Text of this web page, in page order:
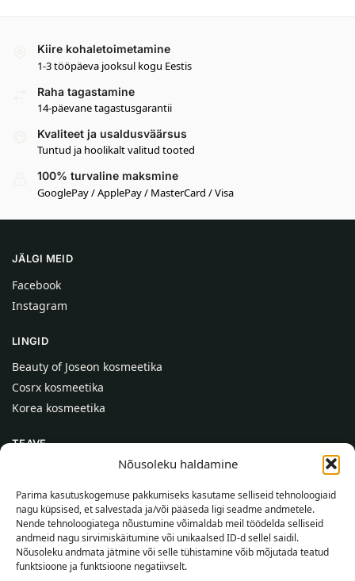
Nõusoleku haldamine
Parima kasutuskogemuse pakkumiseks kasutame selliseid tehnoloogiaid
nagu küpsised, et salvestada ja/või pääseda ligi seadme andmetele.
Nende tehnoloogiatega nõustumine võimaldab meil töödelda selliseid
andmeid nagu sirvimiskäitumine või unikaalsed ID-d sellel saidil.
Nõusoleku andmata jätmine või selle tühistamine võib mõjutada teatud
funktsioone ja funktsioone negatiivselt.
Kiire kohaletoimetamine
1-3 tööpäeva jooksul kogu Eestis
Raha tagastamine
14-päevane tagastusgarantii
Kvaliteet ja usaldusväärsus
Tuntud ja hoolikalt valitud tooted
100% turvaline maksmine
GooglePay / ApplePay / MasterCard / Visa
JÄLGI MEID
Facebook
Instagram
LINGID
Beauty of Joseon kosmeetika
Cosrx kosmeetika
Korea kosmeetika
TEAVE
Kontaktid
Abi
TEAVE OSTJALE
Tarnetingimused